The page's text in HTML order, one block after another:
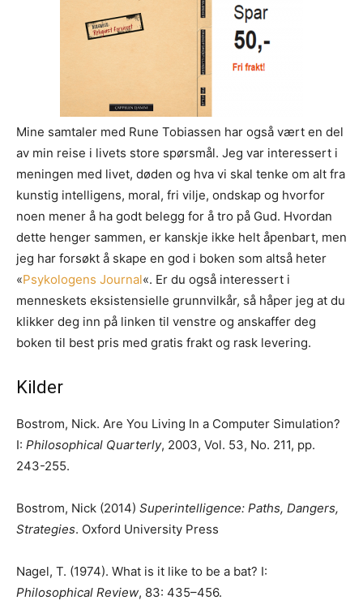
Mine samtaler med Rune Tobiassen har også vært en del
av min reise i livets store spørsmål. Jeg var interessert i
meningen med livet, døden og hva vi skal tenke om alt fra
kunstig intelligens, moral, fri vilje, ondskap og hvorfor
noen mener å ha godt belegg for å tro på Gud. Hvordan
dette henger sammen, er kanskje ikke helt åpenbart, men
jeg har forsøkt å skape en god i boken som altså heter
«Psykologens Journal«. Er du også interessert i
menneskets eksistensielle grunnvilkår, så håper jeg at du
klikker deg inn på linken til venstre og anskaffer deg
boken til best pris med gratis frakt og rask levering.
Kilder
Bostrom, Nick. Are You Living In a Computer Simulation?
I: Philosophical Quarterly, 2003, Vol. 53, No. 211, pp.
243-255.
Bostrom, Nick (2014) Superintelligence: Paths, Dangers,
Strategies. Oxford University Press
Nagel, T. (1974). What is it like to be a bat? I:
Philosophical Review, 83: 435–456.